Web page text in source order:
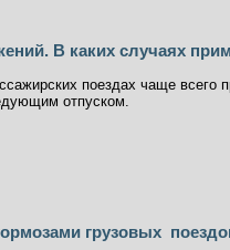
В каких случаях
поездах чаще
отпуском.
грузовых